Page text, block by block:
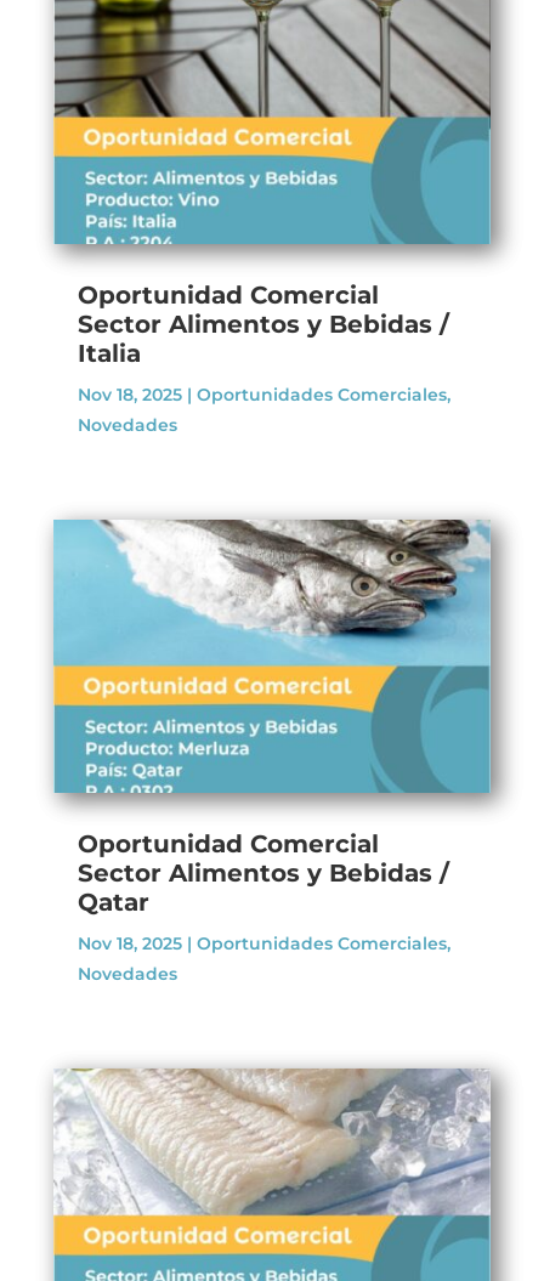
Oportunidad Comercial
Sector Alimentos y Bebidas /
Italia
Nov 18, 2025| Oportunidades Comerciales,
Novedades
Oportunidad Comercial
Sector Alimentos y Bebidas /
Qatar
Nov 18, 2025| Oportunidades Comerciales,
Novedades